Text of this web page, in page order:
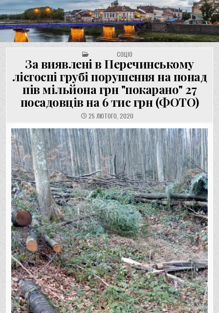
Перейти
до
вмісту
UNGVAR.UZ.UA
POSTED INСОЦІО
За виявлені в Перечинському
лісгоспі грубі порушення на понад
пів мільйона грн "покарано" 27
посадовців на 6 тис грн (ФОТО)
25 ЛЮТОГО, 2020